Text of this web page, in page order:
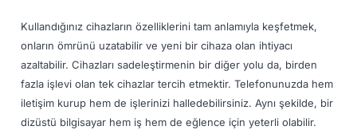
Kullandığınız cihazların özelliklerini tam anlamıyla keşfetmek,
onların ömrünü uzatabilir ve yeni bir cihaza olan ihtiyacı
azaltabilir. Cihazları sadeleştirmenin bir diğer yolu da, birden
fazla işlevi olan tek cihazlar tercih etmektir. Telefonunuzda hem
iletişim kurup hem de işlerinizi halledebilirsiniz. Aynı şekilde, bir
dizüstü bilgisayar hem iş hem de eğlence için yeterli olabilir.